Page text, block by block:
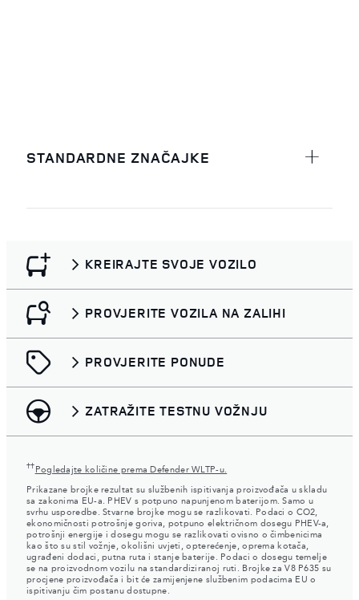
STANDARDNE ZNAČAJKE
KREIRAJTE SVOJE VOZILO
PROVJERITE VOZILA NA ZALIHI
PROVJERITE PONUDE
ZATRAŽITE TESTNU VOŽNJU
†† Pogledajte količine prema Defender WLTP-u.
Prikazane brojke rezultat su službenih ispitivanja proizvođača u skladu
sa zakonima EU-a. PHEV s potpuno napunjenom baterijom. Samo u
svrhu usporedbe. Stvarne brojke mogu se razlikovati. Podaci o CO2,
ekonomičnosti potrošnje goriva, potpuno električnom dosegu PHEV-a,
potrošnji energije i dosegu mogu se razlikovati ovisno o čimbenicima
kao što su stil vožnje, okolišni uvjeti, opterećenje, oprema kotača,
ugrađeni dodaci, putna ruta i stanje baterije. Podaci o dosegu temelje
se na proizvodnom vozilu na standardiziranoj ruti. Brojke za V8 P635 su
procjene proizvođača i bit će zamijenjene službenim podacima EU o
ispitivanju čim postanu dostupne.